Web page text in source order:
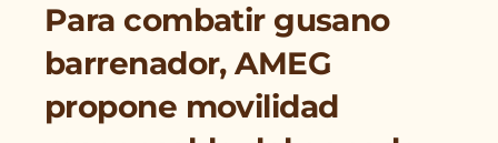
Para combatir gusano
barrenador, AMEG
propone movilidad